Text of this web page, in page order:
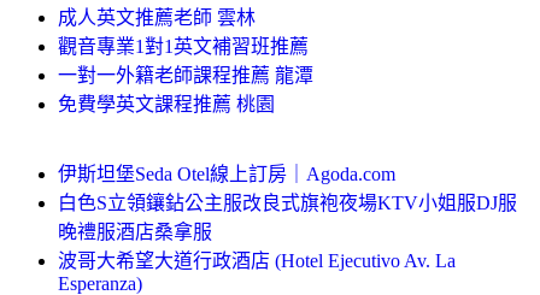
成人英文推薦老師 雲林
觀音專業1對1英文補習班推薦
一對一外籍老師課程推薦 龍潭
免費學英文課程推薦 桃園
伊斯坦堡Seda Otel線上訂房｜Agoda.com
白色S立領鑲鉆公主服改良式旗袍夜場KTV小姐服DJ服
晚禮服酒店桑拿服
波哥大希望大道行政酒店 (Hotel Ejecutivo Av. La
Esperanza)